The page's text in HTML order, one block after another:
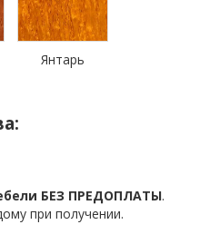
Янтарь
БЕЗ ПРЕДОПЛАТЫ.
при получении.